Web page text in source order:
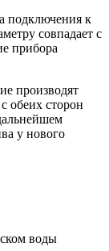
подключения к
совпадает с
прибора
производят
обеих сторон
у нового
воды